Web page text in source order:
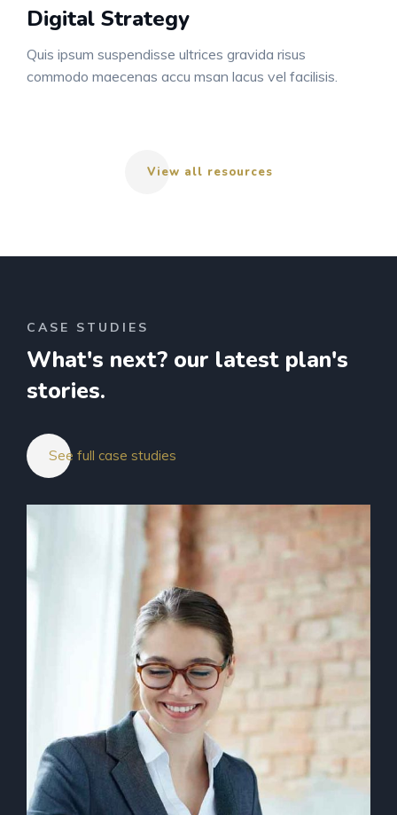
Digital Strategy
Quis ipsum suspendisse ultrices gravida risus
commodo maecenas accu msan lacus vel facilisis.
View all resources
CASE STUDIES
What's next? our latest plan's
stories.
See full case studies